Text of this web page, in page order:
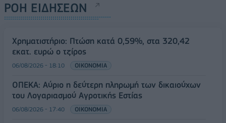
ΡΟΗ ΕΙΔΗΣΕΩΝ
Χρηματιστήριο: Πτώση κατά 0,59%, στα 320,42
εκατ. ευρώ ο τζίρος
06/08/2026 - 18:10 ΟΙΚΟΝΟΜΙΑ
ΟΠΕΚΑ: Αύριο η δεύτερη πληρωμή των δικαιούχων
του Λογαριασμού Αγροτικής Εστίας
06/08/2026 - 17:40 ΟΙΚΟΝΟΜΙΑ